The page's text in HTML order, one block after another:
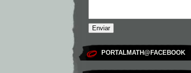
PORTALMATH@FACEBOOK